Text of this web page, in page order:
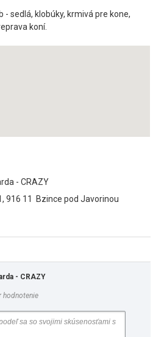
- sedlá, klobúky, krmivá pre kone,
koní.
- CRAZY
916 11 Bzince pod Javorinou
- CRAZY
hodnotenie